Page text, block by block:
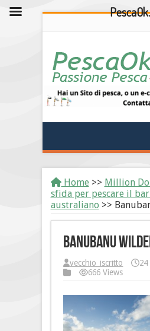
Home >> Million
sfida per pescare il
australiano >>
Banubanu
vecchio_iscritto
24
666 Views